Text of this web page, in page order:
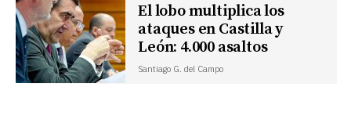
El lobo multiplica los
ataques en Castilla y
León: 4.000 asaltos
Santiago G. del Campo